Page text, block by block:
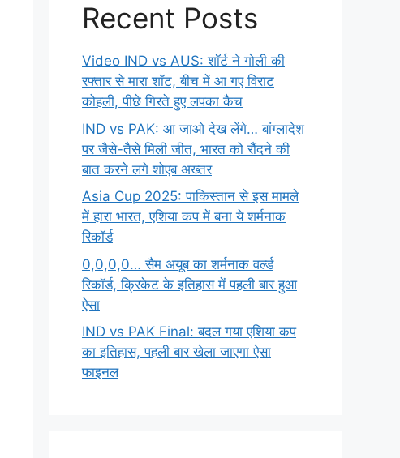
Recent Posts
Video IND vs AUS: शॉर्ट ने गोली की
रफ्तार से मारा शॉट, बीच में आ गए विराट
कोहली, पीछे गिरते हुए लपका कैच
IND vs PAK: आ जाओ देख लेंगे… बांग्लादेश
पर जैसे-तैसे मिली जीत, भारत को रौंदने की
बात करने लगे शोएब अख्तर
Asia Cup 2025: पाकिस्तान से इस मामले
में हारा भारत, एशिया कप में बना ये शर्मनाक
रिकॉर्ड
0,0,0,0… सैम अयूब का शर्मनाक वर्ल्ड
रिकॉर्ड, क्रिकेट के इतिहास में पहली बार हुआ
ऐसा
IND vs PAK Final: बदल गया एशिया कप
का इतिहास, पहली बार खेला जाएगा ऐसा
फाइनल